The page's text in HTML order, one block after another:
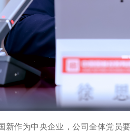
新作为中央企业，公司全体党员